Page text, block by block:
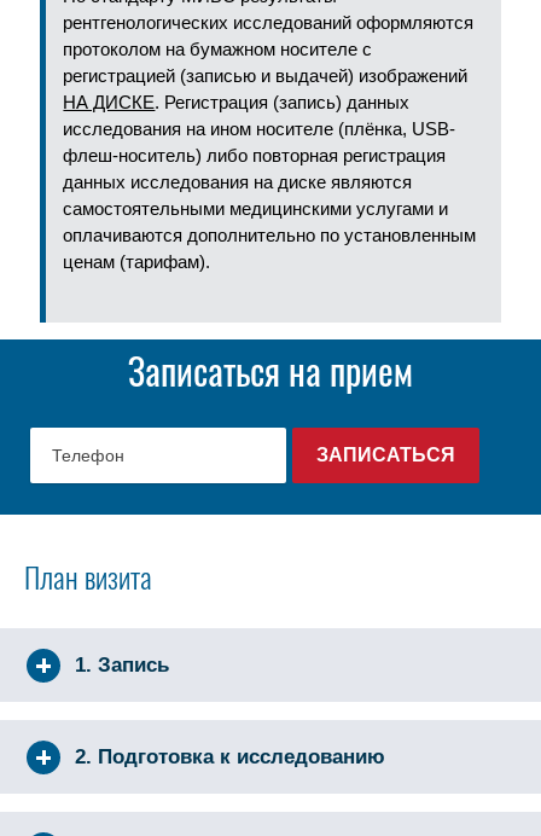
рентгенологических исследований оформляются
протоколом на бумажном носителе с
регистрацией (записью и выдачей) изображений
НА ДИСКЕ. Регистрация (запись) данных
исследования на ином носителе (плёнка, USB-
флеш-носитель) либо повторная регистрация
данных исследования на диске являются
самостоятельными медицинскими услугами и
оплачиваются дополнительно по установленным
ценам (тарифам).
Записаться на прием
План визита
1. Запись
2. Подготовка к исследованию